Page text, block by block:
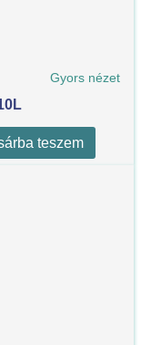
Gyors nézet
teszem